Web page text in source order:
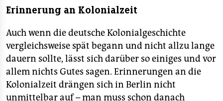
Erinnerung an Kolonialzeit
Auch wenn die deutsche Kolonialgeschichte
vergleichsweise spät begann und nicht allzu lange
dauern sollte, lässt sich darüber so einiges und vor
allem nichts Gutes sagen. Erinnerungen an die
Kolonialzeit drängen sich in Berlin nicht
unmittelbar auf – man muss schon danach